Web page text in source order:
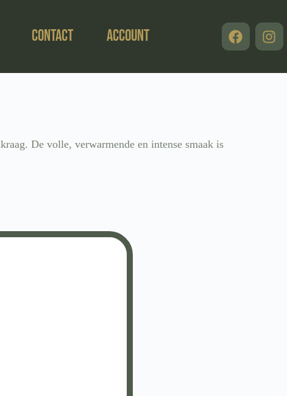
Contact Account
De volle, verwarmende en intense smaak is